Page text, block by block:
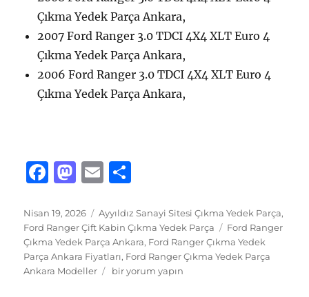
Çıkma Yedek Parça Ankara,
2007 Ford Ranger 3.0 TDCI 4X4 XLT Euro 4
Çıkma Yedek Parça Ankara,
2006 Ford Ranger 3.0 TDCI 4X4 XLT Euro 4
Çıkma Yedek Parça Ankara,
F
c
e
b
o
M
st
o
d
o
E
ai
l
a
re
Yayın
tarihi
Nisan 19, 2026 Kategoriler
Ayyıldız Sanayi Sitesi Çıkma Yedek Parça,
Ford Ranger Çift Kabin Çıkma Yedek Parça
Etiketler
Ford Ranger
Çıkma Yedek Parça Ankara, Ford Ranger Çıkma Yedek
Parça Ankara Fiyatları, Ford Ranger Çıkma Yedek Parça
Ankara Modeller
Ford
bir yorum yapın